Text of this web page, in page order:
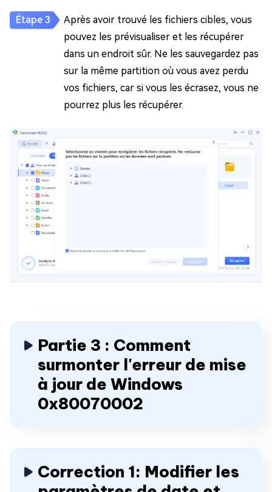
Après avoir trouvé les fichiers cibles, vous
pouvez les prévisualiser et les récupérer
dans un endroit sûr. Ne les sauvegardez pas
sur la même partition où vous avez perdu
vos fichiers, car si vous les écrasez, vous ne
pourrez plus les récupérer.
Partie 3 : Comment
surmonter l'erreur de mise
à jour de Windows
0x80070002
Correction 1: Modifier les